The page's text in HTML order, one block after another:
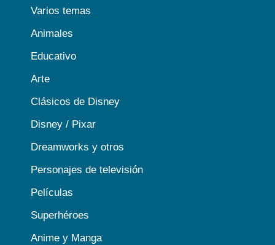
Varios temas
Animales
Educativo
Arte
Clásicos de Disney
Disney / Pixar
Dreamworks y otros
Personajes de televisión
Películas
Superhéroes
Anime y Manga